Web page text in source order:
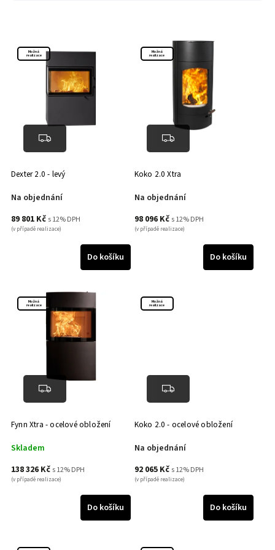
Charnwood
Leda
Norsk Kleber
Romotop
Možná
realizace
Dexter 2.0 - levý
Na objednání
89 801 Kč s 12% DPH
(v případě realizace)
Do košíku
Možná
realizace
Koko 2.0 Xtra
Na objednání
98 096 Kč s 12% DPH
(v případě realizace)
Do košíku
Možná
realizace
Fynn Xtra - ocelové obložení
Skladem
138 326 Kč s 12% DPH
(v případě realizace)
Do košíku
Možná
realizace
Koko 2.0 - ocelové obložení
Na objednání
92 065 Kč s 12% DPH
(v případě realizace)
Do košíku